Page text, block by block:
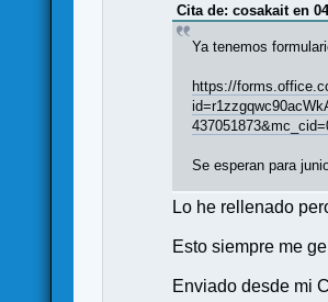
Cita de: cosakait en
Ya tenemos
https://
Se esperan para
Lo he rellenado
Esto siempre me
Enviado desde mi